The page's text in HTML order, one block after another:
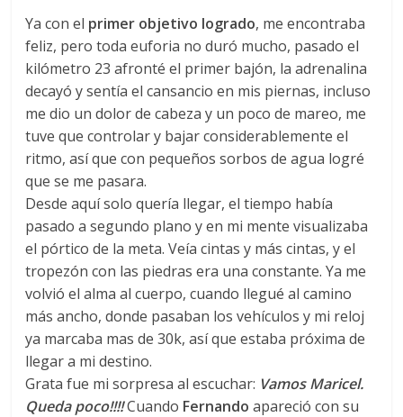
Ya con el primer objetivo logrado, me encontraba
feliz, pero toda euforia no duró mucho, pasado el
kilómetro 23 afronté el primer bajón, la adrenalina
decayó y sentía el cansancio en mis piernas, incluso
me dio un dolor de cabeza y un poco de mareo, me
tuve que controlar y bajar considerablemente el
ritmo, así que con pequeños sorbos de agua logré
que se me pasara.
Desde aquí solo quería llegar, el tiempo había
pasado a segundo plano y en mi mente visualizaba
el pórtico de la meta. Veía cintas y más cintas, y el
tropezón con las piedras era una constante. Ya me
volvió el alma al cuerpo, cuando llegué al camino
más ancho, donde pasaban los vehículos y mi reloj
ya marcaba mas de 30k, así que estaba próxima de
llegar a mi destino.
Grata fue mi sorpresa al escuchar: Vamos Maricel.
Queda poco!!!!Cuando Fernando apareció con su